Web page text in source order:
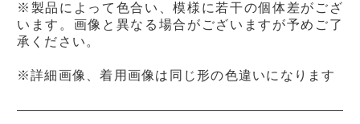
※製品によって色合い、模様に若干の個体差がござ
います。画像と異なる場合がございますが予めご了
承ください。
※詳細画像、着用画像は同じ形の色違いになります